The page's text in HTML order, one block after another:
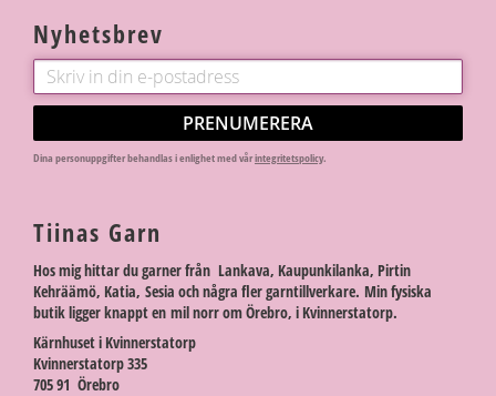
Nyhetsbrev
PRENUMERERA
Dina personuppgifter behandlas i enlighet med vårintegritetspolicy.
Tiinas Garn
Hos mig hittar du garner från Lankava, Kaupunkilanka, Pirtin
Kehräämö, Katia, Sesia och några fler garntillverkare. Min fysiska
butik ligger knappt en mil norr om Örebro, i Kvinnerstatorp.
Kärnhuset i Kvinnerstatorp
Kvinnerstatorp 335
705 91 Örebro